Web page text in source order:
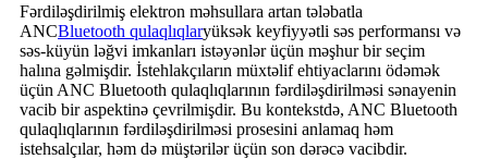
Fərdiləşdirilmiş elektron məhsullara artan tələbatla
ANCBluetooth qulaqlıqlaryüksək keyfiyyətli səs performansı və
səs-küyün ləğvi imkanları istəyənlər üçün məşhur bir seçim
halına gəlmişdir. İstehlakçıların müxtəlif ehtiyaclarını ödəmək
üçün ANC Bluetooth qulaqlıqlarının fərdiləşdirilməsi sənayenin
vacib bir aspektinə çevrilmişdir. Bu kontekstdə, ANC Bluetooth
qulaqlıqlarının fərdiləşdirilməsi prosesini anlamaq həm
istehsalçılar, həm də müştərilər üçün son dərəcə vacibdir.